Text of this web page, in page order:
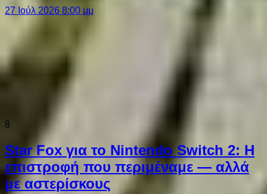
27 Ιούλ 2026 8:00 μμ
8
Star Fox για το Nintendo Switch 2: Η
επιστροφή που περιμέναμε — αλλά
με αστερίσκους